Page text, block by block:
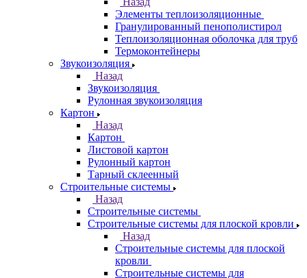
Элементы теплоизоляционные
Гранулированный пенополистирол
Теплоизоляционная оболочка для труб
Термоконтейнеры
Звукоизоляция
Назад
Звукоизоляция
Рулонная звукоизоляция
Картон
Назад
Картон
Листовой картон
Рулонный картон
Тарный склеенный
Строительные системы
Назад
Строительные системы
Строительные системы для плоской кровли
Назад
Строительные системы для плоской
кровли
Строительные системы для